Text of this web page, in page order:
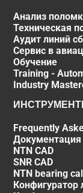
Анализ
Техническая
Аудит линий
Сервис в
Обучение
Training -
Industry
Frequently
Документация
NTN CAD
SNR CAD
NTN bearing
Конфигуратор